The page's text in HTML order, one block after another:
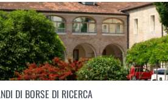
DI BORSE DI RICERCA